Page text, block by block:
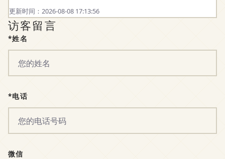
更新时间：2026-08-08 17:13:56
访客留言
*姓名
*电话
微信